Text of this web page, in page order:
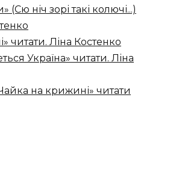
(Сю ніч зорі такі колючі...)
читати. Ліна Костенко
Україна» читати. Ліна
на крижині» читати